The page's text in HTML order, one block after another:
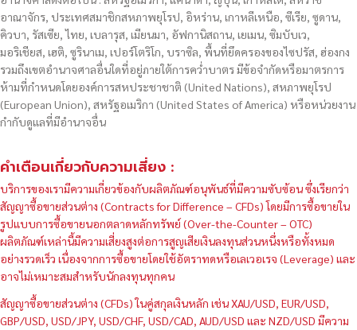
อาณาจักร, ประเทศสมาชิกสหภาพยุโรป, อิหร่าน, เกาหลีเหนือ, ซีเรีย, ซูดาน,
คิวบา, รัสเซีย, ไทย, เบลารุส, เมียนมา, อัฟกานิสถาน, เยเมน, ซิมบับเว,
มอริเชียส, เฮติ, ซูรินาเม, เปอร์โตริโก, บราซิล, พื้นที่ยึดครองของไซปรัส, ฮ่องกง
รวมถึงเขตอำนาจศาลอื่นใดที่อยู่ภายใต้การคว่ำบาตร มีข้อจำกัดหรือมาตรการ
ห้ามที่กำหนดโดยองค์การสหประชาชาติ (United Nations), สหภาพยุโรป
(European Union), สหรัฐอเมริกา (United States of America) หรือหน่วยงาน
กำกับดูแลที่มีอำนาจอื่น
คำเตือนเกี่ยวกับความเสี่ยง :
บริการของเรามีความเกี่ยวข้องกับผลิตภัณฑ์อนุพันธ์ที่มีความซับซ้อน ซึ่งเรียกว่า
สัญญาซื้อขายส่วนต่าง (Contracts for Difference – CFDs) โดยมีการซื้อขายใน
รูปแบบการซื้อขายนอกตลาดหลักทรัพย์ (Over-the-Counter – OTC)
ผลิตภัณฑ์เหล่านี้มีความเสี่ยงสูงต่อการสูญเสียเงินลงทุนส่วนหนึ่งหรือทั้งหมด
อย่างรวดเร็ว เนื่องจากการซื้อขายโดยใช้อัตราทดหรือเลเวอเรจ (Leverage) และ
อาจไม่เหมาะสมสำหรับนักลงทุนทุกคน
สัญญาซื้อขายส่วนต่าง (CFDs) ในคู่สกุลเงินหลัก เช่น XAU/USD, EUR/USD,
GBP/USD, USD/JPY, USD/CHF, USD/CAD, AUD/USD และ NZD/USD มีความ